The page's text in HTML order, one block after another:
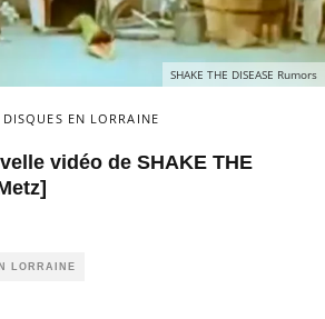
SHAKE THE DISEASE Rumors
EN LORRAINE
vidéo de SHAKE THE
LORRAINE